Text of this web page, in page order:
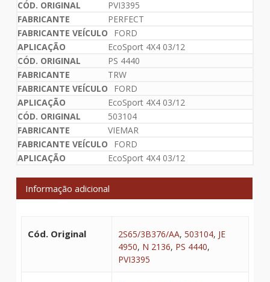
PVI3395
PERFECT
FORD
EcoSport 4X4 03/12
PS 4440
TRW
FORD
EcoSport 4X4 03/12
503104
VIEMAR
FORD
EcoSport 4X4 03/12
Informação adicional
Cód. Original 2S65/3B376/AA, 503104, JE
4950, N 2136, PS 4440,
PVI3395